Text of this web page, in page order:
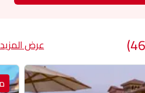
عرض المزيد